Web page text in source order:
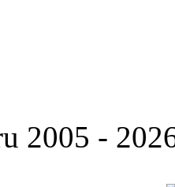
2005 -